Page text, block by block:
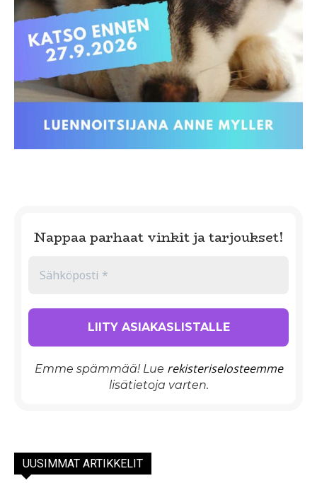
Nappaa parhaat vinkit ja tarjoukset!
Emme spämmää! Lue rekisteriselosteemme
lisätietoja varten.
UUSIMMAT ARTIKKELIT